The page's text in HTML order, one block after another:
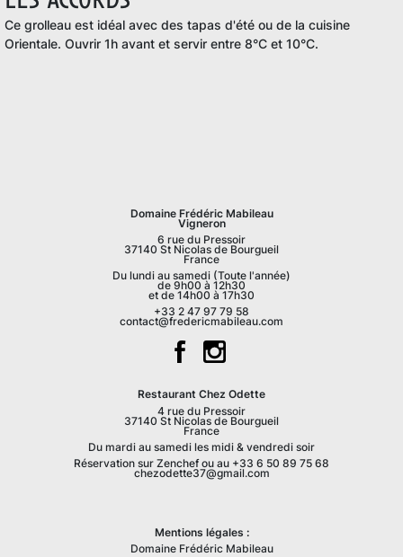
Ce grolleau est idéal avec des tapas d'été ou de la cuisine
Orientale. Ouvrir 1h avant et servir entre 8°C et 10°C.
Domaine Frédéric Mabileau
Vigneron
6 rue du Pressoir
37140 St Nicolas de Bourgueil
France
Du lundi au samedi (Toute l'année)
de 9h00 à 12h30
et de 14h00 à 17h30
+33 2 47 97 79 58
contact@fredericmabileau.com
Restaurant Chez Odette
4 rue du Pressoir
37140 St Nicolas de Bourgueil
France
Du mardi au samedi les midi & vendredi soir
Réservation sur Zenchef ou au +33 6 50 89 75 68
chezodette37@gmail.com
Mentions légales :
Domaine Frédéric Mabileau